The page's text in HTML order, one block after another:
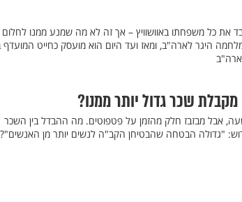
את כל משפחתו באוושוויץ – אך זה לא מה שמנע ממנו
היגר לארה"ב, ומאז ועד היום הוא מועסק כחייט המועדף
ארה"ב
שכר גדול יותר ממנו?
אבל מבזבז חלק מהזמן על פטפוטים. מה ההבדל בין השכר
"גדולה הבטחה שהבטיחן הקב"ה לנשים יותר מן האנשים"?